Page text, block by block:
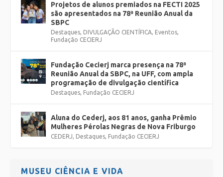
Projetos de alunos premiados na FECTI 2025
são apresentados na 78ª Reunião Anual da
SBPC
Destaques, DIVULGAÇÃO CIENTÍFICA, Eventos,
Fundação CECIERJ
Fundação Cecierj marca presença na 78ª
Reunião Anual da SBPC, na UFF, com ampla
programação de divulgação científica
Destaques, Fundação CECIERJ
Aluna do Cederj, aos 81 anos, ganha Prêmio
Mulheres Pérolas Negras de Nova Friburgo
CEDERJ, Destaques, Fundação CECIERJ
MUSEU CIÊNCIA E VIDA